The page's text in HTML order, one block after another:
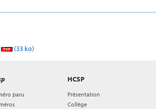
(33 ko)
HCSP
Présentation
Collège
paru